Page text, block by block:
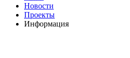
Новости
Проекты
Информация